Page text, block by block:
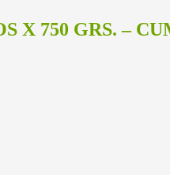
X 750 GRS. –